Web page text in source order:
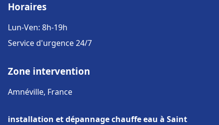
Horaires
Lun-Ven: 8h-19h
Service d'urgence 24/7
Zone intervention
Amnéville, France
installation et dépannage chauffe eau à Saint